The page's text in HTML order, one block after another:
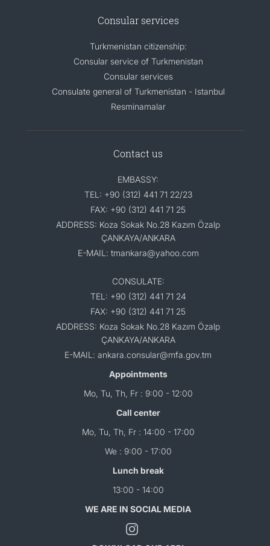
Consular services
Turkmenistan citizenship:
Consular service of Turkmenistan
Consular services
Consulate general of Turkmenistan - Istanbul
Resminamalar
Contact us
EMBASSY:
TEL: +90 (312) 441 71 22/23
FAX: +90 (312) 441 71 25
ADDRESS: Koza Sokak No.28 Kazım Özalp
ÇANKAYA/ANKARA
E-MAIL: tmankara@yahoo.com
CONSULATE:
TEL: +90 (312) 441 71 24
FAX: +90 (312) 441 71 25
ADDRESS: Koza Sokak No.28 Kazım Özalp
ÇANKAYA/ANKARA
E-MAIL: ankara.consular@mfa.gov.tm
Appointments
Mo, Tu, Th, Fr : 9:00 - 12:00
Call center
Mo, Tu, Th, Fr : 14:00 - 17:00
We : 9:00 - 17:00
Lunch break
13:00 - 14:00
WE ARE IN SOCIAL MEDIA